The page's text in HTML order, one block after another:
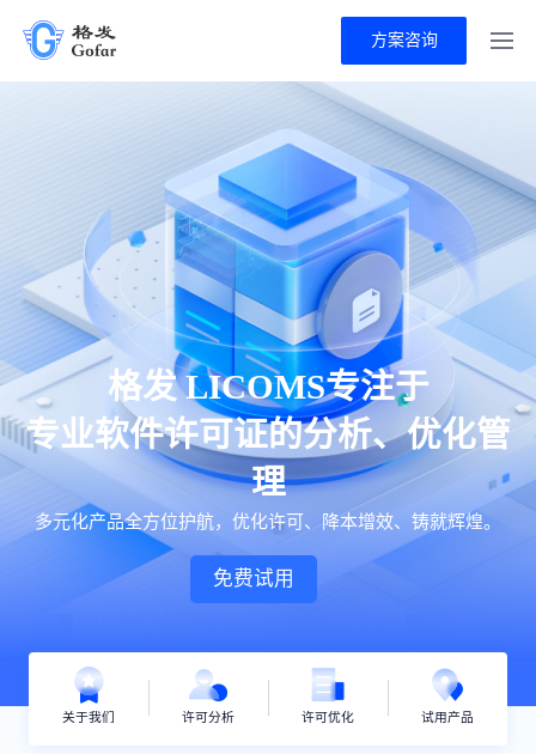
方案咨询
格发 LICOMS专注于
专业软件许可证的分析、优化管
理
多元化产品全方位护航，优化许可、降本增效、铸就辉煌。
免费试用
关于我们 许可分析 许可优化 试用产品